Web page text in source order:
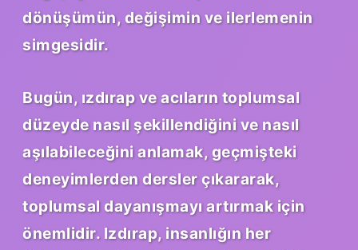
dönüşümün, değişimin ve ilerlemenin
simgesidir.
Bugün, ızdırap ve acıların toplumsal
düzeyde nasıl şekillendiğini ve nasıl
aşılabileceğini anlamak, geçmişteki
deneyimlerden dersler çıkararak,
toplumsal dayanışmayı artırmak için
önemlidir. Izdırap, insanlığın her